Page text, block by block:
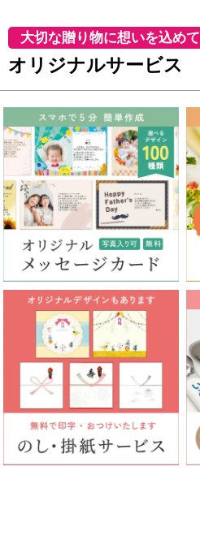
大切な贈り物に想いを込めて
オリジナルサービス